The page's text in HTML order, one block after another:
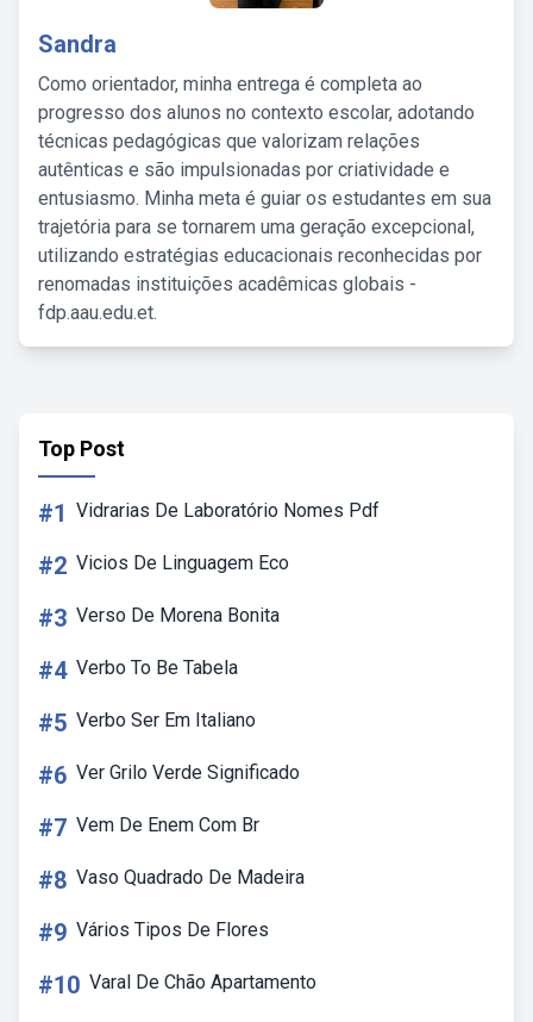
Sandra
Como orientador, minha entrega é completa ao
progresso dos alunos no contexto escolar, adotando
técnicas pedagógicas que valorizam relações
autênticas e são impulsionadas por criatividade e
entusiasmo. Minha meta é guiar os estudantes em sua
trajetória para se tornarem uma geração excepcional,
utilizando estratégias educacionais reconhecidas por
renomadas instituições acadêmicas globais -
fdp.aau.edu.et.
Top Post
#1 Vidrarias De Laboratório Nomes Pdf
#2 Vicios De Linguagem Eco
#3 Verso De Morena Bonita
#4 Verbo To Be Tabela
#5 Verbo Ser Em Italiano
#6 Ver Grilo Verde Significado
#7 Vem De Enem Com Br
#8 Vaso Quadrado De Madeira
#9 Vários Tipos De Flores
#10 Varal De Chão Apartamento